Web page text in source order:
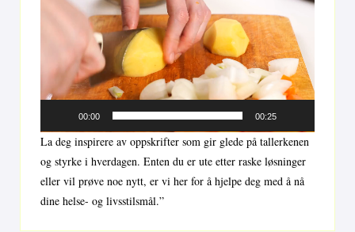
00:00 00:25
La deg inspirere av oppskrifter som gir glede på tallerkenen
og styrke i hverdagen. Enten du er ute etter raske løsninger
eller vil prøve noe nytt, er vi her for å hjelpe deg med å nå
dine helse- og livsstilsmål.”